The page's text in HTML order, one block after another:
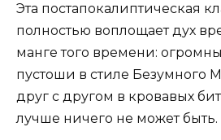
Эта постапокалиптическая
полностью воплощает дух
манге того времени:
пустоши в стиле Безумного
друг с другом в кровавых
лучше ничего не может быть.